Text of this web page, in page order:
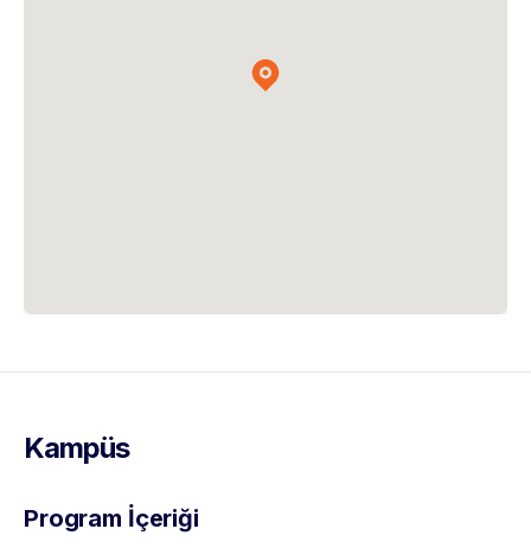
Kampüs
Program İçeriği